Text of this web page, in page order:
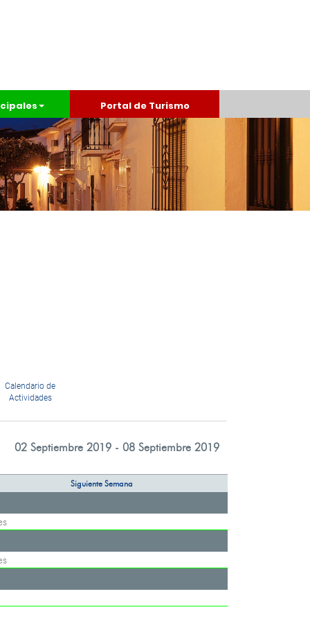
Portal de Turismo
Calendario de
Actividades
02 Septiembre 2019 - 08 Septiembre 2019
Siguiente Semana